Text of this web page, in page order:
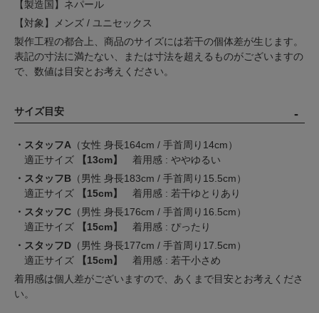
【製造国】ネパール
【対象】メンズ / ユニセックス
製作工程の都合上、商品のサイズには若干の個体差が生じます。
表記の寸法に満たない、または寸法を超えるものがございますの
で、数値は目安とお考えください。
サイズ目安
・スタッフA （女性 身長164cm / 手首周り14cm）
適正サイズ
【13cm】
着用感 : ややゆるい
・スタッフB （男性 身長183cm / 手首周り15.5cm）
適正サイズ
【15cm】
着用感 : 若干ゆとりあり
・スタッフC （男性 身長176cm / 手首周り16.5cm）
適正サイズ
【15cm】
着用感 : ぴったり
・スタッフD （男性 身長177cm / 手首周り17.5cm）
適正サイズ
【15cm】
着用感 : 若干小さめ
着用感は個人差がございますので、あくまで目安とお考えくださ
い。